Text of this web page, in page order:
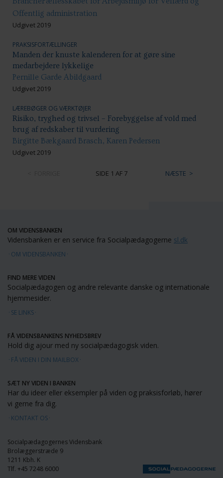
Offentlig administration
Udgivet 2019
PRAKSISFORTÆLLINGER
Manden der knuste kalenderen for at gøre sine
medarbejdere lykkelige
Pernille Garde Abildgaard
Udgivet 2019
LÆREBØGER OG VÆRKTØJER
Risiko, tryghed og trivsel – Forebyggelse af vold med
brug af redskaber til vurdering
Birgitte Bækgaard Brasch, Karen Pedersen
Udgivet 2019
SIDE 1 AF 7 NÆSTE
OM VIDENSBANKEN
Vidensbanken er en service fra Socialpædagogerne sl.dk
OM VIDENSBANKEN
FIND MERE VIDEN
Socialpædagogen og andre relevante danske og internationale
hjemmesider.
SE LINKS
FÅ VIDENSBANKENS NYHEDSBREV
Hold dig ajour med ny socialpædagogisk viden.
FÅ VIDEN I DIN MAILBOX
SÆT NY VIDEN I BANKEN
Har du ideer eller eksempler på viden og praksisforløb, hører
vi gerne fra dig.
KONTAKT OS
Socialpædagogernes Vidensbank
Brolæggerstræde 9
1211 Kbh. K
Tlf. +45 7248 6000